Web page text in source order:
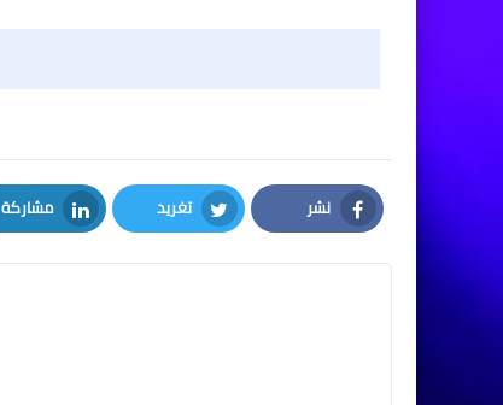
نشر
Facebook
تغريد
Twitter
مشاركة
LinkedIn